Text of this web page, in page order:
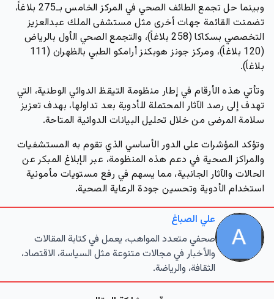
وبينما حل تجمع الطائف الصحي في المركز الخامس بـ275 بلاغاً،
تضمنت القائمة جهات أخرى مثل مستشفى الملك عبدالعزيز
التخصصي بسكاكا (258 بلاغاً)، والتجمع الصحي الأول بالرياض
(120 بلاغاً)، ومركز جونز هوبكنز أرامكو الطبي بالظهران (111
بلاغاً).
وتأتي هذه الأرقام في إطار منظومة التيقظ الدوائي الوطنية، التي
تهدف إلى رصد الآثار المحتملة للأدوية بعد تداولها، بهدف تعزيز
سلامة المرضى من خلال تحليل البيانات الدوائية المتاحة.
وتؤكد المؤشرات على الدور الأساسي الذي تقوم به المستشفيات
والمراكز الصحية في دعم هذه المنظومة، عبر الإبلاغ المبكر عن
الحالات والآثار الجانبية، مما يسهم في رفع مستويات مأمونية
استخدام الأدوية وتحسين جودة الرعاية الصحية.
علي الصباغ
صحفي متعدد المواهب، يعمل في كتابة المقالات
والأخبار في مجالات متنوعة مثل السياسة، الاقتصاد،
الثقافة، والرياضة.